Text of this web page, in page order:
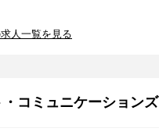
人一覧を見る
コミュニケーションズ